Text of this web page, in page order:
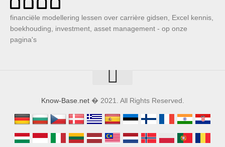
financiële modellering lessen over carrière gidsen, Excel kennis,
boekhouding, investment, asset management - op onze
pagina's
Know-Base.net� 2021. All Rights Reserved.